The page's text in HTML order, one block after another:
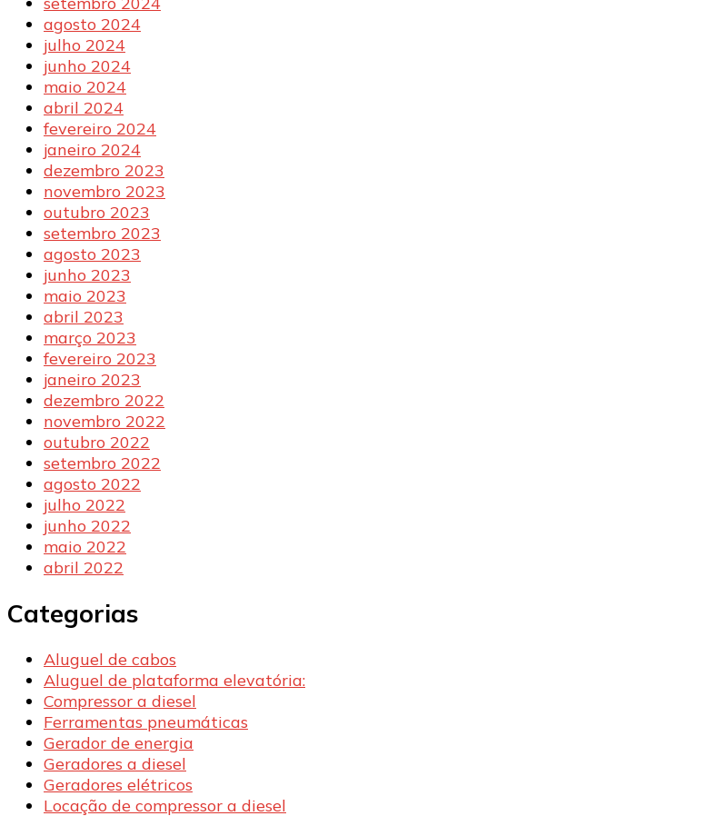
agosto 2024
julho 2024
junho 2024
maio 2024
abril 2024
fevereiro 2024
janeiro 2024
dezembro 2023
novembro 2023
outubro 2023
setembro 2023
agosto 2023
junho 2023
maio 2023
abril 2023
março 2023
fevereiro 2023
janeiro 2023
dezembro 2022
novembro 2022
outubro 2022
setembro 2022
agosto 2022
julho 2022
junho 2022
maio 2022
abril 2022
Categorias
Aluguel de cabos
Aluguel de plataforma elevatória:
Compressor a diesel
Ferramentas pneumáticas
Gerador de energia
Geradores a diesel
Geradores elétricos
Locação de compressor a diesel